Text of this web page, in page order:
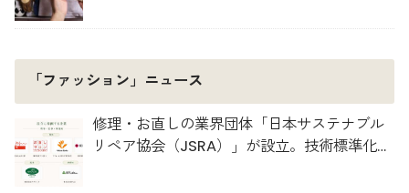
「ファッション」ニュース
修理・お直しの業界団体「日本サステナブル
リペア協会（JSRA）」が設立。技術標準化や